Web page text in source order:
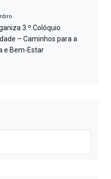
3.º Colóquio
– Caminhos para a
e Bem-Estar